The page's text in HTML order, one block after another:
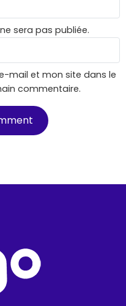
sera pas publiée.
mail et mon site dans le
commentaire.